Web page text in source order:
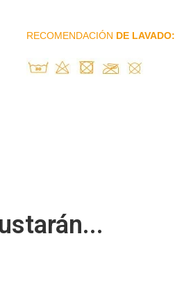
RECOMENDACIÓN DE LAVADO: